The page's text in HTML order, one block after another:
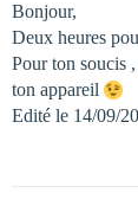
Bonjour,
Deux heures
Pour ton soucis
ton appareil
Edité le 14/09/